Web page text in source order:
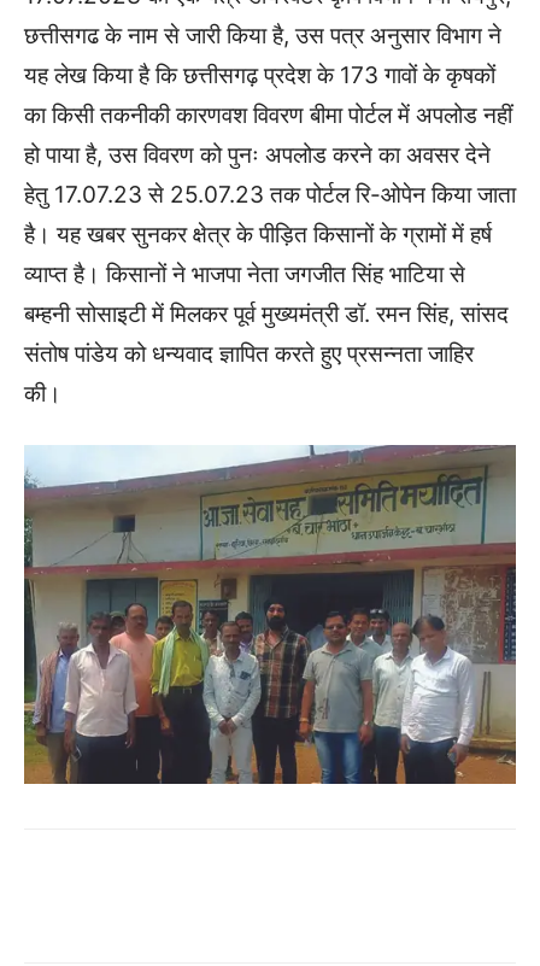
छत्तीसगढ के नाम से जारी किया है, उस पत्र अनुसार विभाग ने
यह लेख किया है कि छत्तीसगढ़ प्रदेश के 173 गावों के कृषकों
का किसी तकनीकी कारणवश विवरण बीमा पोर्टल में अपलोड नहीं
हो पाया है, उस विवरण को पुनः अपलोड करने का अवसर देने
हेतु 17.07.23 से 25.07.23 तक पोर्टल रि-ओपेन किया जाता
है। यह खबर सुनकर क्षेत्र के पीड़ित किसानों के ग्रामों में हर्ष
व्याप्त है। किसानों ने भाजपा नेता जगजीत सिंह भाटिया से
बम्हनी सोसाइटी में मिलकर पूर्व मुख्यमंत्री डॉ. रमन सिंह, सांसद
संतोष पांडेय को धन्यवाद ज्ञापित करते हुए प्रसन्नता जाहिर
की।